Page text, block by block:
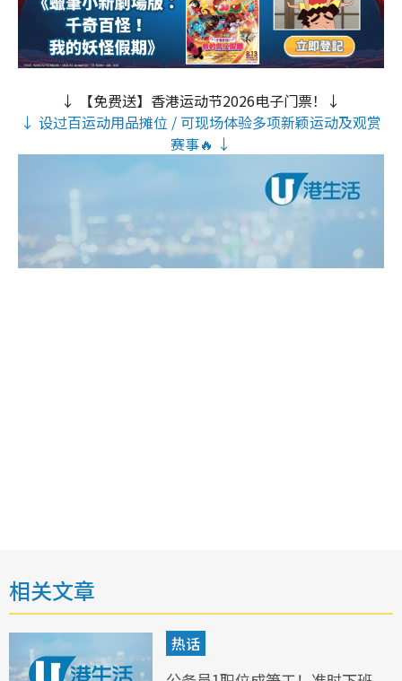
↓ 【免费送】香港运动节2026电子门票！↓
↓ 设过百运动用品摊位 / 可现场体验多项新颖运动及观赏
赛事🔥 ↓
相关文章
热话